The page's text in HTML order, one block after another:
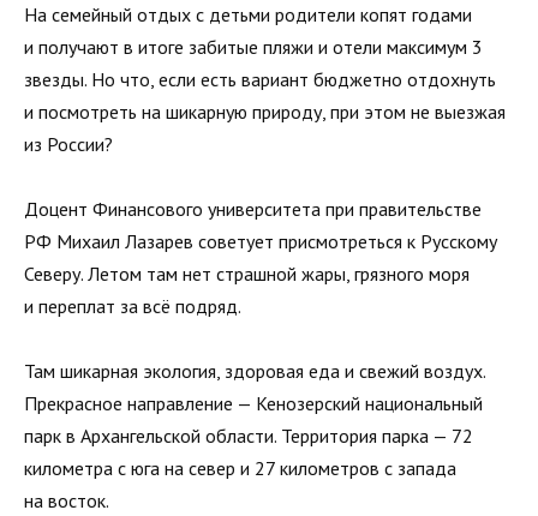
На семейный отдых с детьми родители копят годами
и получают в итоге забитые пляжи и отели максимум 3
звезды. Но что, если есть вариант бюджетно отдохнуть
и посмотреть на шикарную природу, при этом не выезжая
из России?
Доцент Финансового университета при правительстве
РФ Михаил Лазарев советует присмотреться к Русскому
Северу. Летом там нет страшной жары, грязного моря
и переплат за всё подряд.
Там шикарная экология, здоровая еда и свежий воздух.
Прекрасное направление — Кенозерский национальный
парк в Архангельской области. Территория парка — 72
километра с юга на север и 27 километров с запада
на восток.